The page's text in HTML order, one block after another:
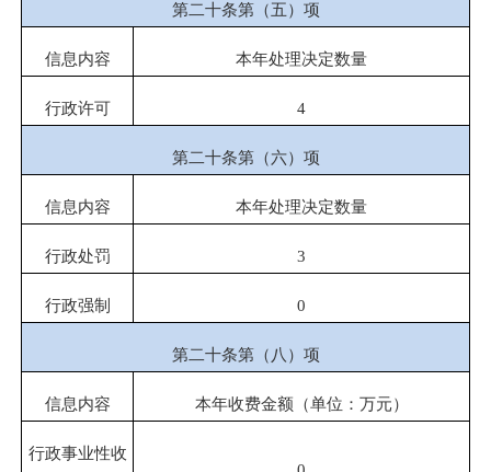
第二十条第（五）项
信息内容 本年处理决定数量
行政许可 4
第二十条第（六）项
信息内容 本年处理决定数量
行政处罚 3
行政强制 0
第二十条第（八）项
信息内容 本年收费金额（单位：万元）
行政事业性收